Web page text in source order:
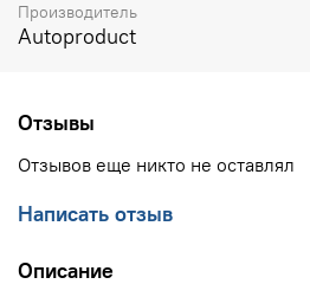
Производитель
Autoproduct
Отзывы
Отзывов еще никто не оставлял
Написать отзыв
Описание